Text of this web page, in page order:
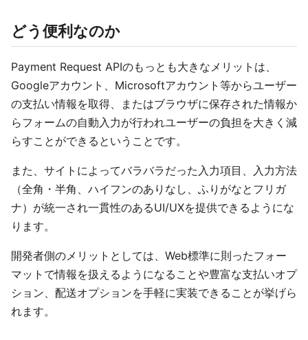
どう便利なのか
Payment Request APIのもっとも大きなメリットは、
Googleアカウント、Microsoftアカウント等からユーザー
の支払い情報を取得、またはブラウザに保存された情報か
らフォームの自動入力が行われユーザーの負担を大きく減
らすことができるということです。
また、サイトによってバラバラだった入力項目、入力方法
（全角・半角、ハイフンのありなし、ふりがなとフリガ
ナ）が統一され一貫性のあるUI/UXを提供できるようにな
ります。
開発者側のメリットとしては、Web標準に則ったフォー
マットで情報を扱えるようになることや豊富な支払いオプ
ション、配送オプションを手軽に実装できることが挙げら
れます。